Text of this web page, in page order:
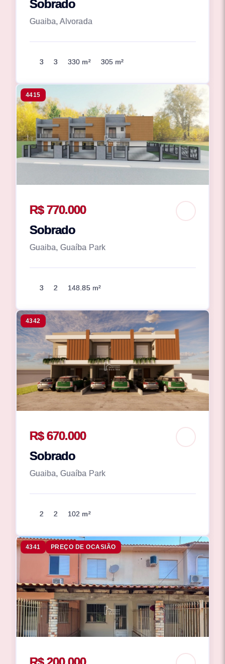
Sobrado
Guaiba, Alvorada
3 3 330 m² 305 m²
4415
R$ 770.000
Sobrado
Guaiba, Guaíba Park
3 2 148.85 m²
4342
R$ 670.000
Sobrado
Guaiba, Guaíba Park
2 2 102 m²
4341 PREÇO DE OCASIÃO